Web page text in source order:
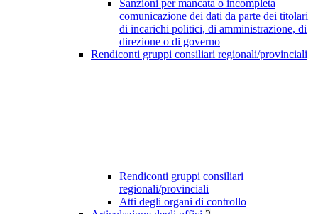
Sanzioni per mancata o incompleta
comunicazione dei dati da parte dei titolari
di incarichi politici, di amministrazione, di
direzione o di governo
Rendiconti gruppi consiliari regionali/provinciali
Rendiconti gruppi consiliari
regionali/provinciali
Atti degli organi di controllo